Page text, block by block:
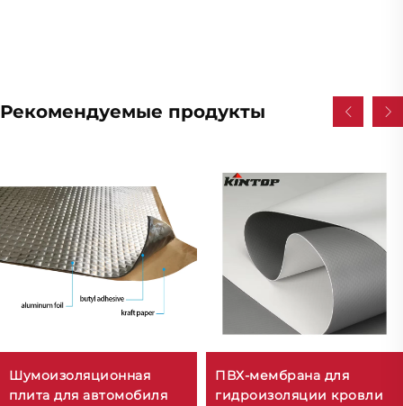
Рекомендуемые продукты
Шумоизоляционная
плита для автомобиля
ПВХ-мембрана для
гидроизоляции кровли